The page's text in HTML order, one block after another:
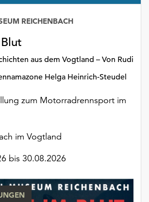
aus dem Vogtland – Von Rudi
Helga Heinrich-Steudel
REICHENBACH
zum Motorradrennsport im
im Vogtland
bis 30.08.2026